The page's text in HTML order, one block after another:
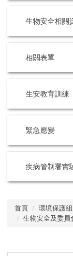
校級委員會
生物安全相關
相關表單
生安教育訓練
緊急應變
疾病管制署實
首頁 環境保護組
生物安全及委員